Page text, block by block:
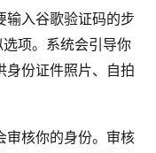
输入谷歌验证码的步
项。系统会引导你
身份证件照片、自拍
审核你的身份。审核